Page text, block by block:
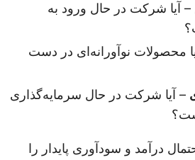
– آیا شرکت در حال ورود به
محصولات نوآورانه‌ای در دست
– آیا شرکت در حال سرمایه‌گذاری
درآمد و سودآوری پایدار را